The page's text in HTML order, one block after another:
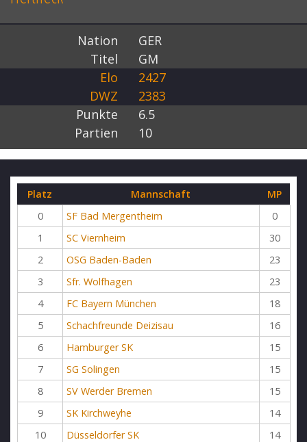
Nation
GER
Titel
GM
Elo
2427
DWZ
2383
Punkte
6.5
Partien
10
Platz Mannschaft
MP
0
SF Bad Mergentheim
0
1
SC Viernheim
30
2
OSG Baden-Baden
23
3
Sfr. Wolfhagen
23
4
FC Bayern München
18
5
Schachfreunde Deizisau
16
6
Hamburger SK
15
7
SG Solingen
15
8
SV Werder Bremen
15
9
SK Kirchweyhe
14
10
Düsseldorfer SK
14